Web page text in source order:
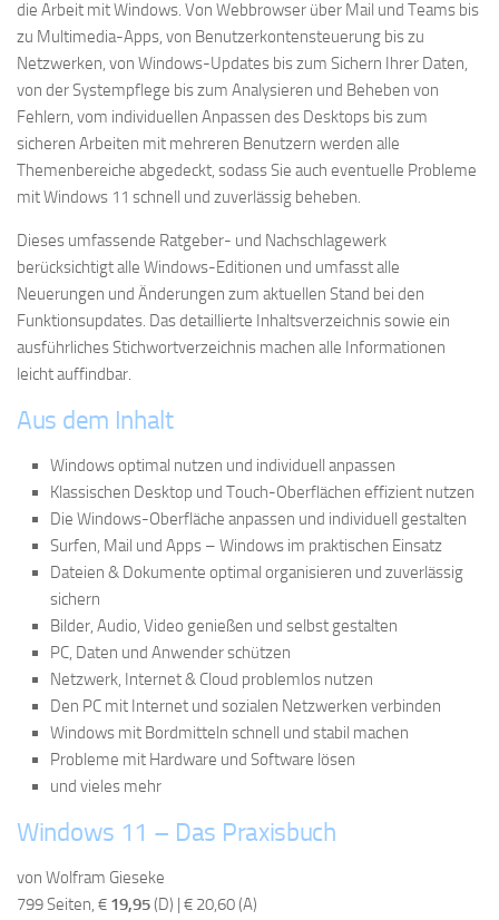
die Arbeit mit Windows. Von Webbrowser über Mail und Teams bis
zu Multimedia-Apps, von Benutzerkontensteuerung bis zu
Netzwerken, von Windows-Updates bis zum Sichern Ihrer Daten,
von der Systempflege bis zum Analysieren und Beheben von
Fehlern, vom individuellen Anpassen des Desktops bis zum
sicheren Arbeiten mit mehreren Benutzern werden alle
Themenbereiche abgedeckt, sodass Sie auch eventuelle Probleme
mit Windows 11 schnell und zuverlässig beheben.
Dieses umfassende Ratgeber- und Nachschlagewerk
berücksichtigt alle Windows-Editionen und umfasst alle
Neuerungen und Änderungen zum aktuellen Stand bei den
Funktionsupdates. Das detaillierte Inhaltsverzeichnis sowie ein
ausführliches Stichwortverzeichnis machen alle Informationen
leicht auffindbar.
Aus dem Inhalt
Windows optimal nutzen und individuell anpassen
Klassischen Desktop und Touch-Oberflächen effizient nutzen
Die Windows-Oberfläche anpassen und individuell gestalten
Surfen, Mail und Apps – Windows im praktischen Einsatz
Dateien & Dokumente optimal organisieren und zuverlässig
sichern
Bilder, Audio, Video genießen und selbst gestalten
PC, Daten und Anwender schützen
Netzwerk, Internet & Cloud problemlos nutzen
Den PC mit Internet und sozialen Netzwerken verbinden
Windows mit Bordmitteln schnell und stabil machen
Probleme mit Hardware und Software lösen
und vieles mehr
Windows 11 – Das Praxisbuch
von Wolfram Gieseke
799 Seiten, € 19,95(D) | € 20,60 (A)